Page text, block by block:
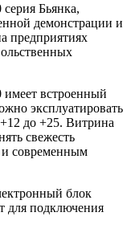
Бьянка,
демонстрации и
предприятиях
встроенный
эксплуатировать
до +25. Витрина
свежесть
и современным
блок
для подключения